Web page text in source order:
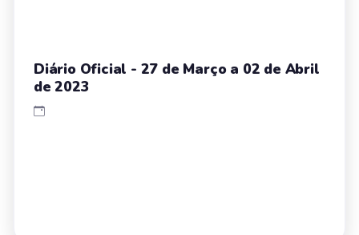
Diário Oficial - 27 de Março a 02 de Abril
de 2023